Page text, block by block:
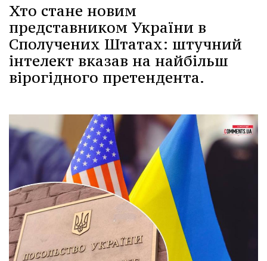
Хто стане новим
представником України в
Сполучених Штатах: штучний
інтелект вказав на найбільш
вірогідного претендента.